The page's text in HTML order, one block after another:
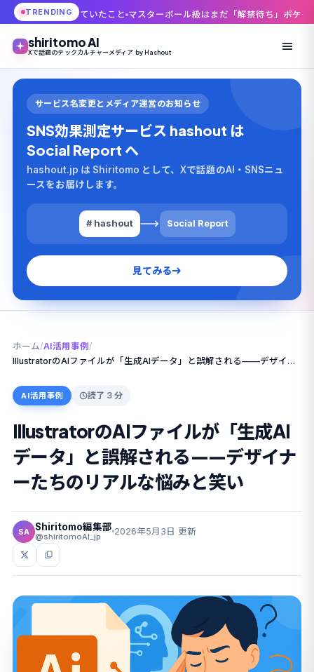
TRENDING
いたこと マスターボール級はまだ「解禁待ち」――ポケモンチャンピオンズ
shiritomo AI
Xで話題のテックカルチャーメディア by Hashout
サービス名変更とメディア運営のお知らせ
SNS効果測定サービス hashout は
Social Report へ
hashout.jp は Shiritomo として、Xで話題のAI・SNSニュ
ースをお届けします。
# hashout Social Report
見てみる
ホーム /AI活用事例/
IllustratorのAIファイルが「生成AIデータ」と誤解される——デザイナーたちのリアルな悩みと笑い
AI活用事例 読了 3 分
IllustratorのAIファイルが「生成AI
データ」と誤解される——デザイナ
ーたちのリアルな悩みと笑い
SA Shiritomo編集部
@shiritomoAI_jp 2026年5月3日 更新